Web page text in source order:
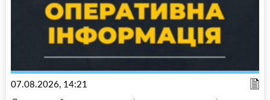
07.08.2026, 14:21